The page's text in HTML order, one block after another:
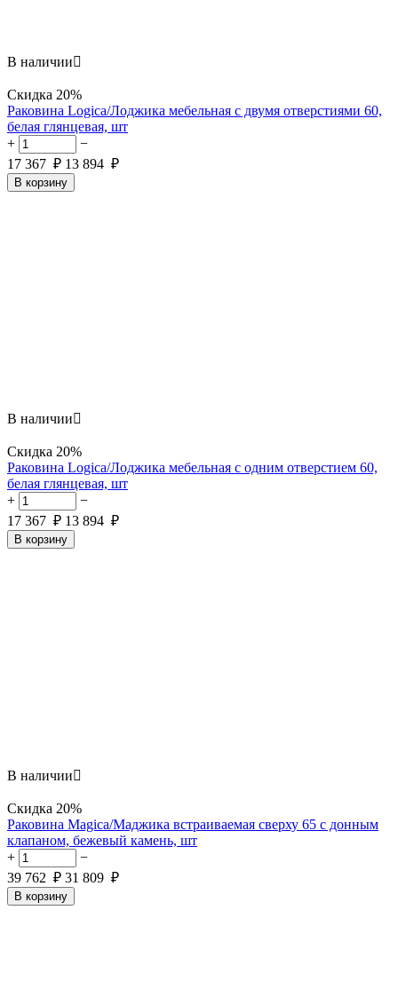
В наличии
Скидка 20%
Раковина Logica/Лоджика мебельная с двумя отверстиями 60,
белая глянцевая, шт
+
−
17 367 ₽ 13 894 ₽
В корзину
В наличии
Скидка 20%
Раковина Logica/Лоджика мебельная с одним отверстием 60,
белая глянцевая, шт
+
−
17 367 ₽ 13 894 ₽
В корзину
В наличии
Скидка 20%
Раковина Magica/Маджика встраиваемая сверху 65 с донным
клапаном, бежевый камень, шт
+
−
39 762 ₽ 31 809 ₽
В корзину